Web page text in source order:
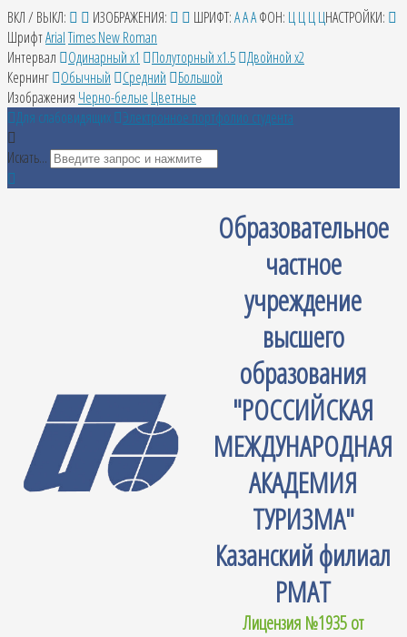
ВКЛ / ВЫКЛ: ИЗОБРАЖЕНИЯ: ШРИФТ:AAAФОН: ЦЦЦЦНАСТРОЙКИ:
ШрифтArialTimes New Roman
Интервал
Одинарный х1 Полуторный х1.5 Двойной х2
Кернинг
Обычный Средний
Большой
Изображения Черно-белые Цветные
Для слабовидящих
Электронное портфолио студента
Искать...
Образовательное
частное
учреждение
высшего
образования
"РОССИЙСКАЯ
МЕЖДУНАРОДНАЯ
АКАДЕМИЯ
ТУРИЗМА"
Казанский филиал
РМАТ
Лицензия №1935 от